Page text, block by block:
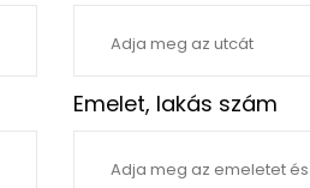
Emelet, lakás szám